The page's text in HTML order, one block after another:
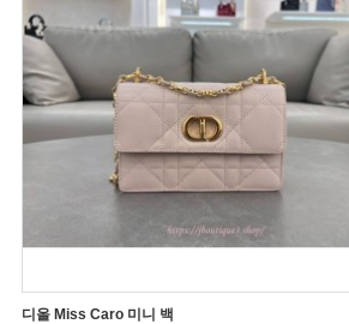
디올 Miss Caro 미니 백